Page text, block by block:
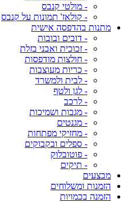
- מולטי קנבס
- קולאז' תמונות על קנבס
מתנות בהדפסה אישית
- דובים ובובות
- זכוכית ואבני בזלת
- חולצות מודפסות
- כריות מעוצבות
- לבית ולמשרד
- לגן ולטף
- לרכב
- מגבות ושמיכות
- מגנטים
- מחזיקי מפתחות
- ספלים ובקבוקים
- פוטובלוק
- תיקים
מבצעים
הזמנות ומשלוחים
הזמנה בכמויות